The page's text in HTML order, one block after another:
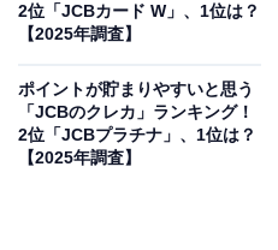
2位「JCBカード W」、1位は？
【2025年調査】
ポイントが貯まりやすいと思う
「JCBのクレカ」ランキング！
2位「JCBプラチナ」、1位は？
【2025年調査】